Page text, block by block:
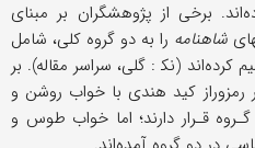
برخی از پژوهشگران بر مبنای
شاهنامه را به دو گروه کلی، شامل
کرده‌اند (نک‍ : گلی، سراسر مقاله). بر
کید هندی با خواب روشن و
قـرار دارند؛ اما خواب طوس و